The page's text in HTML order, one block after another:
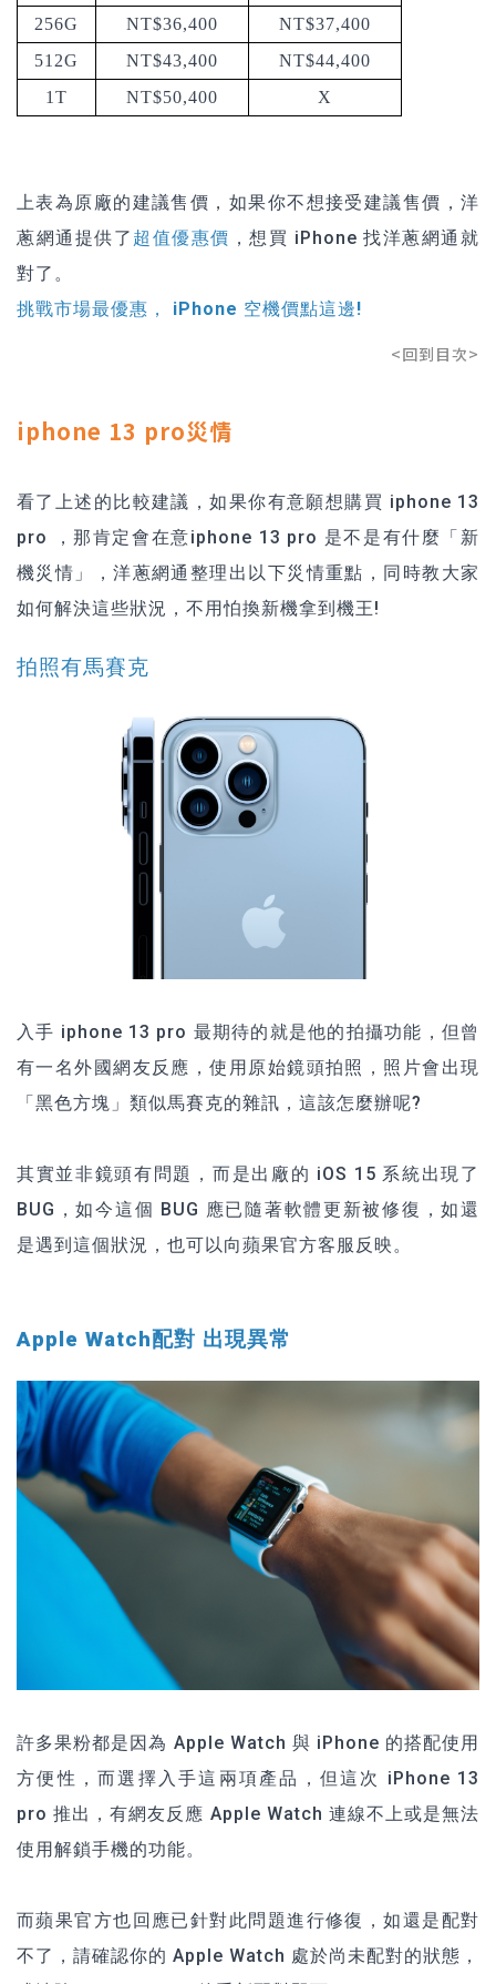
256G
NT$36,400
NT$37,400
512G
NT$43,400
NT$44,400
1T
NT$50,400 X
上表為原廠的建議售價，如果你不想接受建議售價，洋
蔥網通提供了 超值優惠價 ，想買 iPhone 找洋蔥網通就
對了。
挑戰市場最優惠， iPhone 空機價點這邊!
<回到目次>
iphone 13 pro災情
看了上述的比較建議，如果你有意願想購買 iphone 13
pro ，那肯定會在意iphone 13 pro 是不是有什麼「新
機災情」，洋蔥網通整理出以下災情重點，同時教大家
如何解決這些狀況，不用怕換新機拿到機王!
拍照有馬賽克
入手 iphone 13 pro 最期待的就是他的拍攝功能，但曾
有一名外國網友反應，使用原始鏡頭拍照，照片會出現
「黑色方塊」類似馬賽克的雜訊，這該怎麼辦呢?
其實並非鏡頭有問題，而是出廠的 iOS 15 系統出現了
BUG，如今這個 BUG 應已隨著軟體更新被修復，如還
是遇到這個狀況，也可以向蘋果官方客服反映。
Apple Watch配對 出現異常
許多果粉都是因為 Apple Watch 與 iPhone 的搭配使用
方便性，而選擇入手這兩項產品，但這次 iPhone 13
pro 推出，有網友反應 Apple Watch 連線不上或是無法
使用解鎖手機的功能。
而蘋果官方也回應已針對此問題進行修復，如還是配對
不了，請確認你的 Apple Watch 處於尚未配對的狀態，